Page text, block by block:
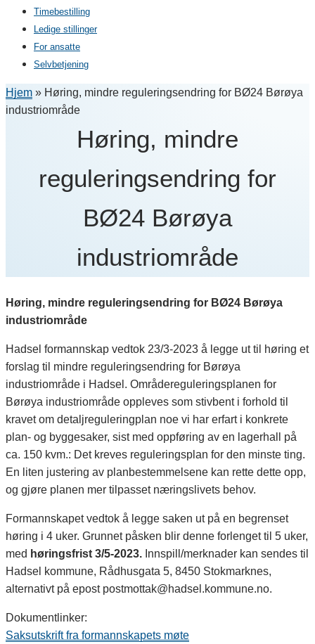
Timebestilling
Ledige stillinger
For ansatte
Selvbetjening
Hjem » Høring, mindre reguleringsendring for BØ24 Børøya
industriområde
Høring, mindre
reguleringsendring for
BØ24 Børøya
industriområde
Høring, mindre reguleringsendring for BØ24 Børøya
industriområde
Hadsel formannskap vedtok 23/3-2023 å legge ut til høring et
forslag til mindre reguleringsendring for Børøya
industriområde i Hadsel. Områdereguleringsplanen for
Børøya industriområde oppleves som stivbent i forhold til
kravet om detaljreguleringplan noe vi har erfart i konkrete
plan- og byggesaker, sist med oppføring av en lagerhall på
ca. 150 kvm.: Det kreves reguleringsplan for den minste ting.
En liten justering av planbestemmelsene kan rette dette opp,
og gjøre planen mer tilpasset næringslivets behov.
Formannskapet vedtok å legge saken ut på en begrenset
høring i 4 uker. Grunnet påsken blir denne forlenget til 5 uker,
med høringsfrist 3/5-2023. Innspill/merknader kan sendes til
Hadsel kommune, Rådhusgata 5, 8450 Stokmarknes,
alternativt på epost postmottak@hadsel.kommune.no.
Dokumentlinker:
Saksutskrift fra formannskapets møte